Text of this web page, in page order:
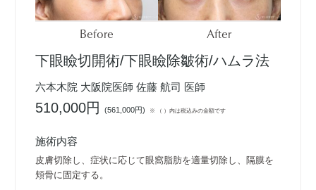
Before After
下眼瞼切開術/下眼瞼除皺術/ハムラ法
六本木院 大阪院医師 佐藤 航司 医師
510,000円(561,000円) ※ （ ）内は税込みの金額です
施術内容
皮膚切除し、症状に応じて眼窩脂肪を適量切除し、隔膜を
頬骨に固定する。